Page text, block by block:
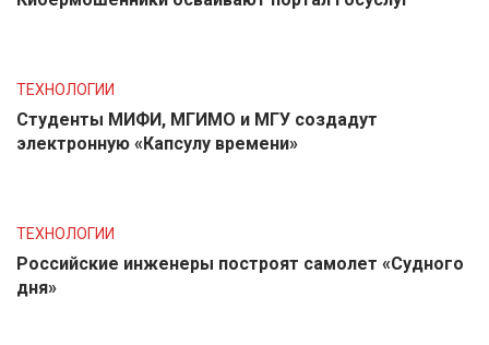
ТЕХНОЛОГИИ
Студенты МИФИ, МГИМО и МГУ создадут
электронную «Капсулу времени»
ТЕХНОЛОГИИ
Российские инженеры построят самолет «Судного
дня»